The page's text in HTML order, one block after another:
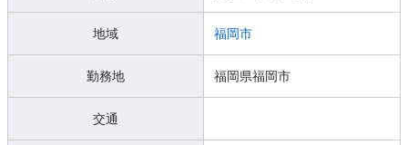
地域 福岡市
勤務地 福岡県福岡市
交通